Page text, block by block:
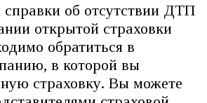
об отсутствии ДТП
открытой страховки
обратиться в
в которой вы
страховку. Вы можете